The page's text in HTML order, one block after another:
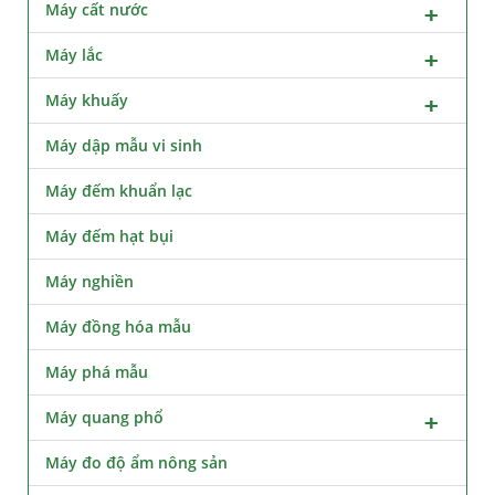
Máy cất nước
Máy lắc
Máy khuấy
Máy dập mẫu vi sinh
Máy đếm khuẩn lạc
Máy đếm hạt bụi
Máy nghiền
Máy đồng hóa mẫu
Máy phá mẫu
Máy quang phổ
Máy đo độ ẩm nông sản